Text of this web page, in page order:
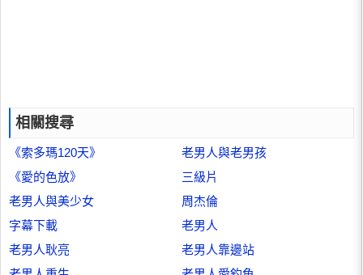
相關搜尋
《索多瑪120天》
老男人與老男孩
《愛的色放》
三級片
老男人與美少女
周杰倫
字幕下載
老男人
老男人耿亮
老男人靠邊站